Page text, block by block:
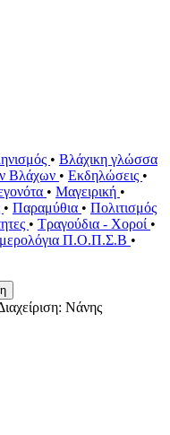
• Βλάχικη γλώσσα
Βλάχων • Εκδηλώσεις •
• Μαγειρική •
• Παραμύθια • Πολιτισμός
• Τραγούδια - Χοροί •
Π.Ο.Π.Σ.Β •
Νάνης